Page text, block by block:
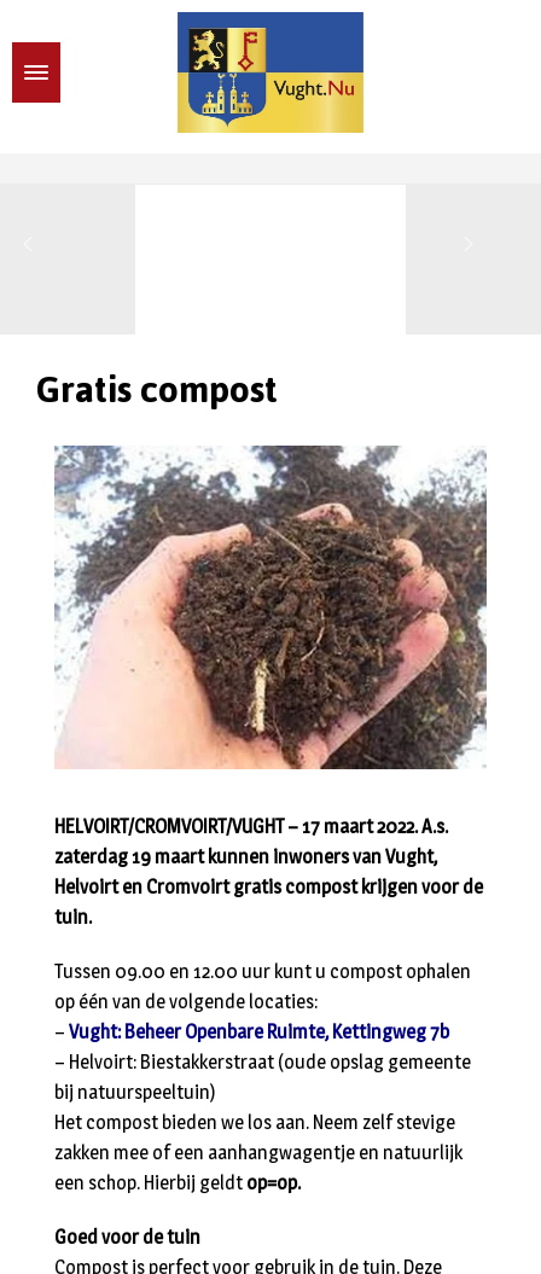
Gratis compost
HELVOIRT/CROMVOIRT/VUGHT – 17 maart 2022. A.s.
zaterdag 19 maart kunnen inwoners van Vught,
Helvoirt en Cromvoirt gratis compost krijgen voor de
tuin.
Tussen 09.00 en 12.00 uur kunt u compost ophalen
op één van de volgende locaties:
– Vught: Beheer Openbare Ruimte, Kettingweg 7b
– Helvoirt: Biestakkerstraat (oude opslag gemeente
bij natuurspeeltuin)
Het compost bieden we los aan. Neem zelf stevige
zakken mee of een aanhangwagentje en natuurlijk
een schop. Hierbij geldt op=op.
Goed voor de tuin
Compost is perfect voor gebruik in de tuin. Deze